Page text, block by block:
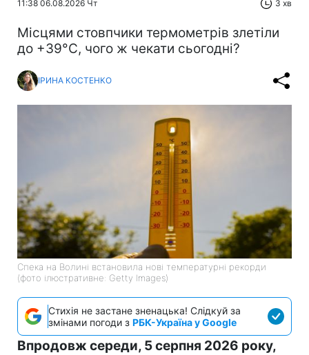
11:38 06.08.2026 Чт 3 хв
Місцями стовпчики термометрів злетіли
до +39°С, чого ж чекати сьогодні?
ІРИНА КОСТЕНКО
Спека на Волині встановила нові температурні рекорди
(фото ілюстративне: Getty Images)
Стихія не застане зненацька! Слідкуй за
змінами погоди з РБК-Україна у Google
Впродовж середи, 5 серпня 2026 року,